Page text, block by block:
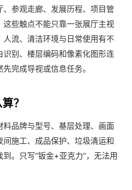
参观走廊、发展历程、项目管
这些触点不能只靠一张展厅主视
人流、清洁环境与日常使用有不
识别、楼层编码和像素化图形连
完成导视或信息任务。
？
料品牌与型号、基层处理、画面
施工、成品保护、垃圾清运和
。只写“钣金+亚克力”，无法用